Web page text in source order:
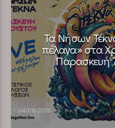
Τα Νήσων
πέλαγα» στα
Παρασκευή
04/08/2026